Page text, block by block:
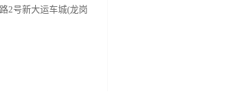
2号新大运车城(龙岗